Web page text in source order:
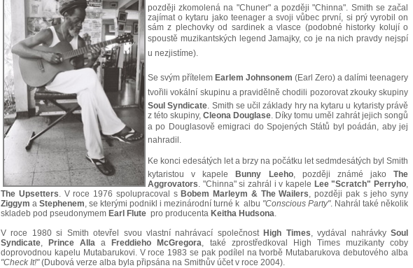
později zkomolená na "Chuner" a později "Chinna". Smith se začal
zajímat o kytaru jako teenager a svoji vůbec první, si prý vyrobil on
sám z plechovky od sardinek a vlasce (podobné historky kolují o
spoustě muzikantských legend Jamajky, co je na nich pravdy nejspí
u nezjistíme).
Se svým přítelem Earlem Johnsonem (Earl Zero) a dalími teenagery
tvořili vokální skupinu a pravidělně chodili pozorovat zkouky skupiny
Soul Syndicate. Smith se učil základy hry na kytaru u kytaristy právě
z této skupiny, Cleona Douglase. Díky tomu uměl zahrát jejich songů
a po Douglasově emigraci do Spojených Států byl poádán, aby jej
nahradil.
Ke konci edesátých let a brzy na počátku let sedmdesátých byl Smith
kytaristou v kapele
Bunny Leeho, později známé jako The
Aggrovators. "Chinna" si zahrál i v kapele Lee "Scratch" Perryho,
The Upsetters. V roce 1976 spolupracoval s Bobem Marleym & The Wailers, později pak s jeho syny
Ziggym a Stephenem, se kterými podnikl i mezinárodní turné k albu "Conscious Party". Nahrál také několik
skladeb pod pseudonymem Earl Flute pro producenta Keitha Hudsona.
V roce 1980 si Smith otevřel svou vlastní nahrávací společnost High Times, vydával nahrávkySoul
Syndicate, Prince Alla a Freddieho McGregora, také zprostředkoval High Times muzikanty coby
doprovodnou kapelu Mutabarukovi. V roce 1983 se pak podílel na tvorbě Mutabarukova debutového alba
"Check It!"(Dubová verze alba byla připsána na Smithův účet v roce 2004).